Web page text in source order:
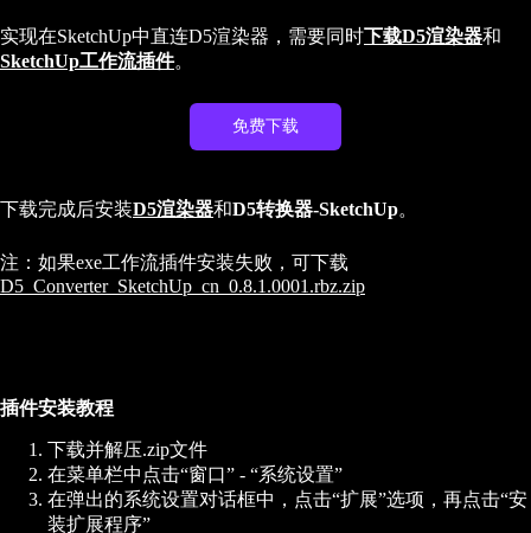
实现在SketchUp中直连D5渲染器，需要同时下载D5渲染器和
SketchUp工作流插件。
免费下载
下载完成后安装D5渲染器和D5转换器-SketchUp。
注：如果exe工作流插件安装失败，可下载
D5_Converter_SketchUp_cn_0.8.1.0001.rbz.zip
插件安装教程
下载并解压.zip文件
在菜单栏中点击“窗口” - “系统设置”
在弹出的系统设置对话框中，点击“扩展”选项，再点击“安
装扩展程序”